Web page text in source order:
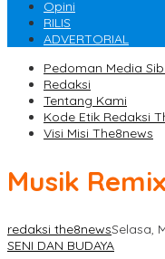
Opini
RILIS
ADVERTORIAL
Pedoman Media
Redaksi
Tentang Kami
Kode Etik Redaksi
Visi Misi The8news
Musik
redaksi the8newsSelasa,
SENI DAN BUDAYA